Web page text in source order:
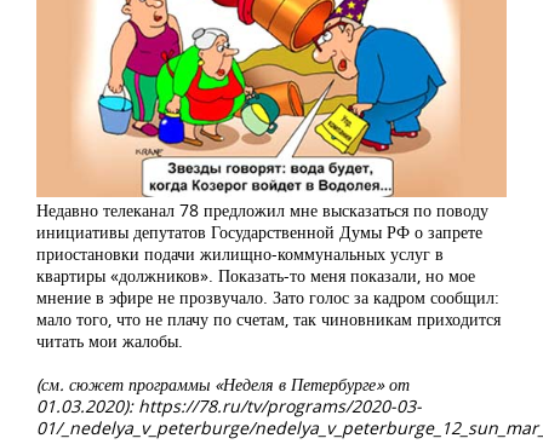
Недавно телеканал 78 предложил мне высказаться по поводу
инициативы депутатов Государственной Думы РФ о запрете
приостановки подачи жилищно-коммунальных услуг в
квартиры «должников». Показать-то меня показали, но мое
мнение в эфире не прозвучало. Зато голос за кадром сообщил:
мало того, что не плачу по счетам, так чиновникам приходится
читать мои жалобы.
(см. сюжет программы «Неделя в Петербурге» от
01.03.2020): https://78.ru/tv/programs/2020-03-
01/_nedelya_v_peterburge/